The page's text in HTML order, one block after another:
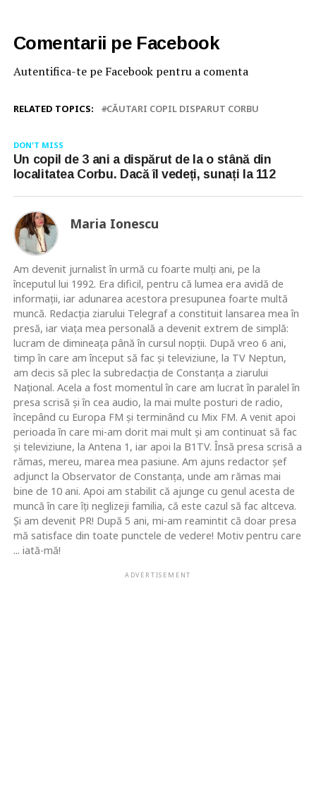
Comentarii pe Facebook
Autentifica-te pe Facebook pentru a comenta
RELATED TOPICS: CĂUTARI COPIL DISPARUT CORBU
DON'T MISS
Un copil de 3 ani a dispărut de la o stână din
localitatea Corbu. Dacă îl vedeți, sunați la 112
Maria Ionescu
Am devenit jurnalist în urmă cu foarte mulţi ani, pe la
începutul lui 1992. Era dificil, pentru că lumea era avidă de
informaţii, iar adunarea acestora presupunea foarte multă
muncă. Redacţia ziarului Telegraf a constituit lansarea mea în
presă, iar viaţa mea personală a devenit extrem de simplă:
lucram de dimineaţa până în cursul nopţii. După vreo 6 ani,
timp în care am început să fac şi televiziune, la TV Neptun,
am decis să plec la subredacţia de Constanţa a ziarului
Naţional. Acela a fost momentul în care am lucrat în paralel în
presa scrisă şi în cea audio, la mai multe posturi de radio,
începând cu Europa FM şi terminând cu Mix FM. A venit apoi
perioada în care mi-am dorit mai mult şi am continuat să fac
şi televiziune, la Antena 1, iar apoi la B1TV. Însă presa scrisă a
rămas, mereu, marea mea pasiune. Am ajuns redactor şef
adjunct la Observator de Constanţa, unde am rămas mai
bine de 10 ani. Apoi am stabilit că ajunge cu genul acesta de
muncă în care îţi neglizeji familia, că este cazul să fac altceva.
Şi am devenit PR! După 5 ani, mi-am reamintit că doar presa
mă satisface din toate punctele de vedere! Motiv pentru care
... iată-mă!
ADVERTISEMENT